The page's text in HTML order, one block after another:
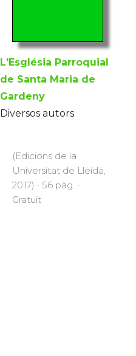
L'Església Parroquial
de Santa Maria de
Gardeny
Diversos autors
(Edicions de la
Universitat de Lleida,
2017) · 56 pàg. ·
Gratuït